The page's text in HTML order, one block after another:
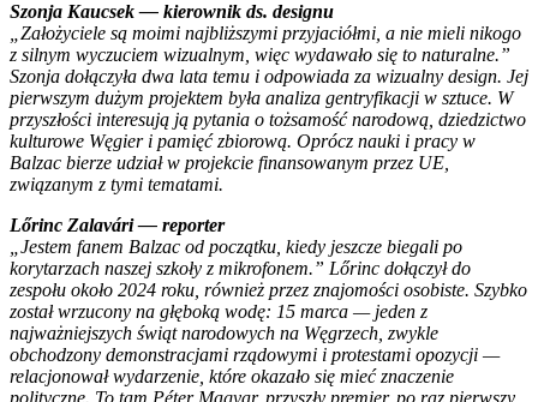
Szonja Kaucsek — kierownik ds. designu
„Założyciele są moimi najbliższymi przyjaciółmi, a nie mieli nikogo
z silnym wyczuciem wizualnym, więc wydawało się to naturalne.”
Szonja dołączyła dwa lata temu i odpowiada za wizualny design. Jej
pierwszym dużym projektem była analiza gentryfikacji w sztuce. W
przyszłości interesują ją pytania o tożsamość narodową, dziedzictwo
kulturowe Węgier i pamięć zbiorową. Oprócz nauki i pracy w
Balzac bierze udział w projekcie finansowanym przez UE,
związanym z tymi tematami.
Lőrinc Zalavári — reporter
„Jestem fanem Balzac od początku, kiedy jeszcze biegali po
korytarzach naszej szkoły z mikrofonem.” Lőrinc dołączył do
zespołu około 2024 roku, również przez znajomości osobiste. Szybko
został wrzucony na głęboką wodę: 15 marca — jeden z
najważniejszych świąt narodowych na Węgrzech, zwykle
obchodzony demonstracjami rządowymi i protestami opozycji —
relacjonował wydarzenie, które okazało się mieć znaczenie